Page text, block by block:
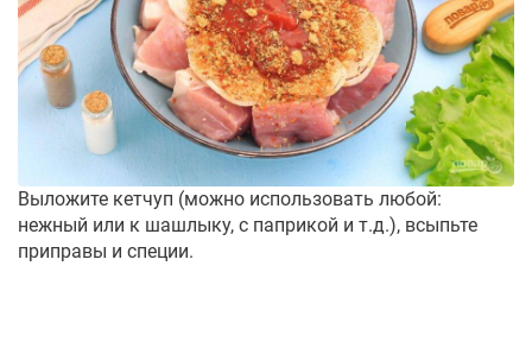
Выложите кетчуп (можно использовать любой:
нежный или к шашлыку, с паприкой и т.д.), всыпьте
приправы и специи.